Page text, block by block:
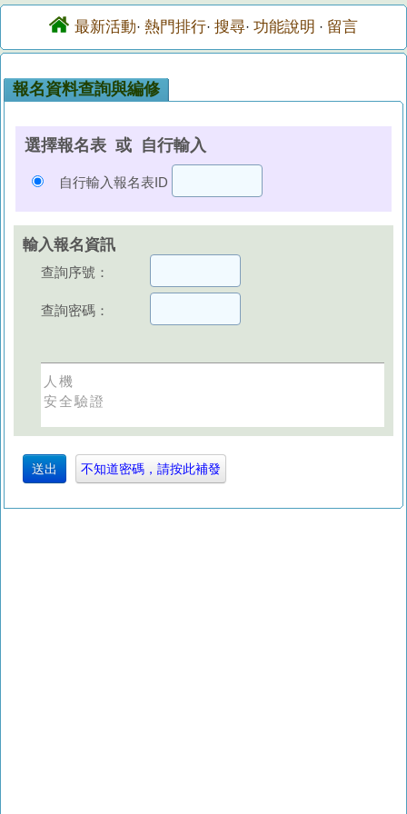
最新活動· 熱門排行· 搜尋· 功能說明 · 留言
報名資料查詢與編修
選擇報名表 或 自行輸入
自行輸入報名表ID
輸入報名資訊
查詢序號：
查詢密碼：
人機
安全驗證